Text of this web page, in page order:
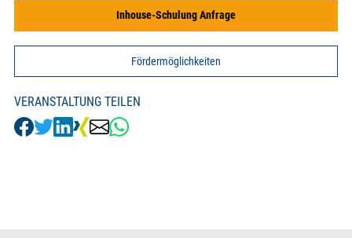
Inhouse-Schulung Anfrage
Fördermöglichkeiten
VERANSTALTUNG TEILEN